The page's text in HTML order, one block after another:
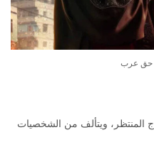
عرب
المنتظر، ويتألف من الشخصيات